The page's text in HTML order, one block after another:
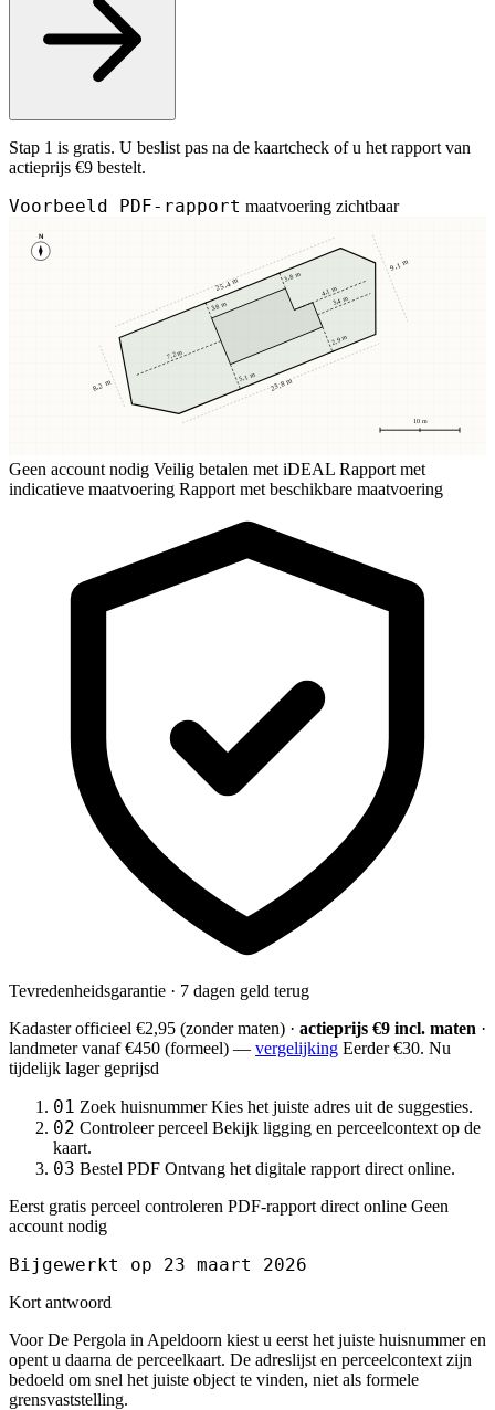
Stap 1 is gratis. U beslist pas na de kaartcheck of u het rapport van
actieprijs €9 bestelt.
Voorbeeld PDF-rapport maatvoering zichtbaar
N
10 m
3,8 m
3,8 m
5,1 m
2,9 m
7,2 m
3,4 m
4,1 m
25,4 m
23,8 m
8,2 m
9,1 m
Geen account nodig Veilig betalen met iDEAL Rapport met
indicatieve maatvoering Rapport met beschikbare maatvoering
Tevredenheidsgarantie · 7 dagen geld terug
Kadaster officieel €2,95 (zonder maten) · actieprijs €9 incl. maten ·
landmetervanaf €450 (formeel) — vergelijking Eerder €30. Nu
tijdelijk lager geprijsd
01 Zoek huisnummer Kies het juiste adres uit de suggesties.
02 Controleer perceel Bekijk ligging en perceelcontext op de
kaart.
03 Bestel PDF Ontvang het digitale rapport direct online.
Eerst gratis perceel controleren PDF-rapport direct online Geen
account nodig
Bijgewerkt op 23 maart 2026
Kort antwoord
Voor De Pergola in Apeldoorn kiest u eerst het juiste huisnummer en
opent u daarna de perceelkaart. De adreslijst en perceelcontext zijn
bedoeld om snel het juiste object te vinden, niet als formele
grensvaststelling.